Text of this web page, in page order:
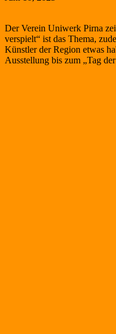
Der Verein Uniwerk Pirna
verspielt“ ist das Thema,
Künstler der Region etwas
Ausstellung bis zum „Tag